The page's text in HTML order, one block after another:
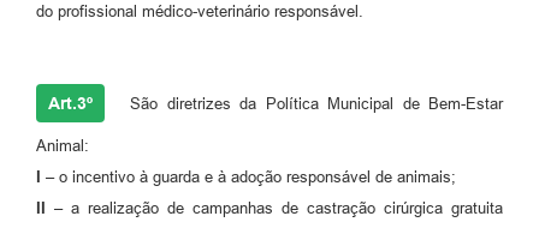
do profissional médico-veterinário responsável.
Art.3º São diretrizes da Política Municipal de Bem-Estar
Animal:
I –o incentivo à guarda e à adoção responsável de animais;
II –a realização de campanhas de castração cirúrgica gratuita